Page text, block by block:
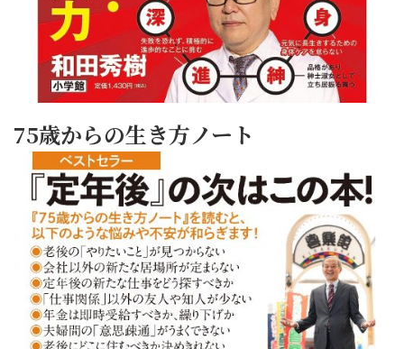
75歳からの生き方ノート